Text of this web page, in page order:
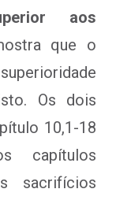
aos
que o
Os dois
10,1-18
capítulos
sacrifícios